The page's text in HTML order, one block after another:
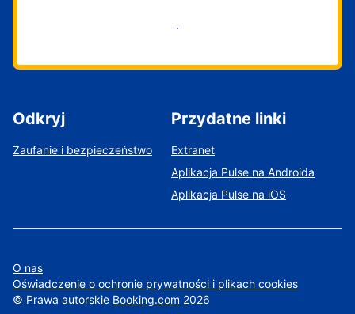
Zacznij już teraz
Odkryj
Zaufanie i bezpieczeństwo
Przydatne linki
Extranet
Aplikacja Pulse na Androida
Aplikacja Pulse na iOS
O nas
Oświadczenie o ochronie prywatności i plikach cookies
© Prawa autorskie Booking.com 2026